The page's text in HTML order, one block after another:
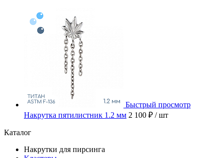
Быстрый просмотр
Накрутка пятилистник 1.2 мм 2 100 ₽ / шт
Каталог
Накрутки для пирсинга